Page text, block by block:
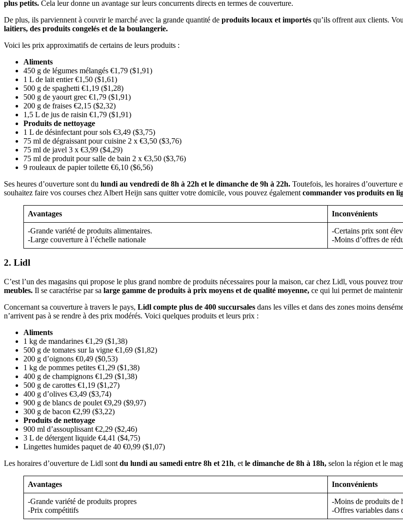
plus petits. Cela leur donne un avantage sur leurs concurrents directs en termes de couverture.
De plus, ils parviennent à couvrir le marché avec la grande quantité de produits locaux et importés qu’ils offrent aux clients.
laitiers, des produits congelés et de la boulangerie.
Voici les prix approximatifs de certains de leurs produits :
Aliments
450 g de légumes mélangés €1,79 ($1,91)
1 L de lait entier €1,50 ($1,61)
500 g de spaghetti €1,19 ($1,28)
500 g de yaourt grec €1,79 ($1,91)
200 g de fraises €2,15 ($2,32)
1,5 L de jus de raisin €1,79 ($1,91)
Produits de nettoyage
1 L de désinfectant pour sols €3,49 ($3,75)
75 ml de dégraissant pour cuisine 2 x €3,50 ($3,76)
75 ml de javel 3 x €3,99 ($4,29)
75 ml de produit pour salle de bain 2 x €3,50 ($3,76)
9 rouleaux de papier toilette €6,10 ($6,56)
Ses heures d’ouverture sont du lundi au vendredi de 8h à 22h et le dimanche de 9h à 22h. Toutefois, les horaires d’ouverture
souhaitez faire vos courses chez Albert Heijn sans quitter votre domicile, vous pouvez également commander vos produits en
Avantages Inconvénients
-Grande variété de produits alimentaires.
-Large couverture à l’échelle nationale
-Certains prix sont
-Moins d’offres de
2. Lidl
C’est l’un des magasins qui propose le plus grand nombre de produits nécessaires pour la maison, car chez Lidl, vous pouvez
meubles. Il se caractérise par sa large gamme de produits à prix moyens et de qualité moyenne, ce qui lui permet de
Concernant sa couverture à travers le pays, Lidl compte plus de 400 succursales dans les villes et dans des zones moins
n’arrivent pas à se rendre à des prix modérés. Voici quelques produits et leurs prix :
Aliments
1 kg de mandarines €1,29 ($1,38)
500 g de tomates sur la vigne €1,69 ($1,82)
200 g d’oignons €0,49 ($0,53)
1 kg de pommes petites €1,29 ($1,38)
400 g de champignons €1,29 ($1,38)
500 g de carottes €1,19 ($1,27)
400 g d’olives €3,49 ($3,74)
900 g de blancs de poulet €9,29 ($9,97)
300 g de bacon €2,99 ($3,22)
Produits de nettoyage
900 ml d’assouplissant €2,29 ($2,46)
3 L de détergent liquide €4,41 ($4,75)
Lingettes humides paquet de 40 €0,99 ($1,07)
Les horaires d’ouverture de Lidl sont du lundi au samedi entre 8h et 21h, et le dimanche de 8h à 18h, selon la région et le
Avantages Inconvénients
-Grande variété de produits propres
-Prix compétitifs
-Moins de produits de
-Offres variables dans